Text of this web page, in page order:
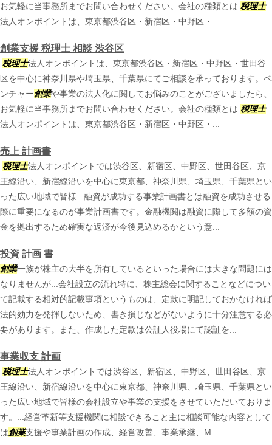
お気軽に当事務所までお問い合わせください。会社の種類とは 税理士
法人オンポイントは、東京都渋谷区・新宿区・中野区・...
創業支援 税理士 相談 渋谷区
税理士法人オンポイントは、東京都渋谷区・新宿区・中野区・世田谷
区を中心に神奈川県や埼玉県、千葉県にてご相談を承っております。ベ
ンチャー創業や事業の法人化に関してお悩みのことがございましたら、
お気軽に当事務所までお問い合わせください。会社の種類とは 税理士
法人オンポイントは、東京都渋谷区・新宿区・中野区・...
売上 計画書
税理士法人オンポイントでは渋谷区、新宿区、中野区、世田谷区、京
王線沿い、新宿線沿いを中心に東京都、神奈川県、埼玉県、千葉県とい
った広い地域で皆様...融資が成功する事業計画書とは融資を成功させる
際に重要になるのが事業計画書です。金融機関は融資に際して多額の資
金を拠出するため確実な返済が今後見込めるかという意...
投資 計画 書
創業一族が株主の大半を所有しているといった場合には大きな問題には
なりませんが...会社設立の流れ特に、株主総会に関することなどについ
て記載する相対的記載事項というものは、定款に明記しておかなければ
法的効力を発揮しないため、書き損じなどがないように十分注意する必
要があります。また、作成した定款は公証人役場にて認証を...
事業収支 計画
税理士法人オンポイントでは渋谷区、新宿区、中野区、世田谷区、京
王線沿い、新宿線沿いを中心に東京都、神奈川県、埼玉県、千葉県とい
った広い地域で皆様の会社設立や事業の支援をさせていただいておりま
す。...経営革新等支援機関に相談できること主に相談可能な内容として
は創業支援や事業計画の作成、経営改善、事業承継、M...